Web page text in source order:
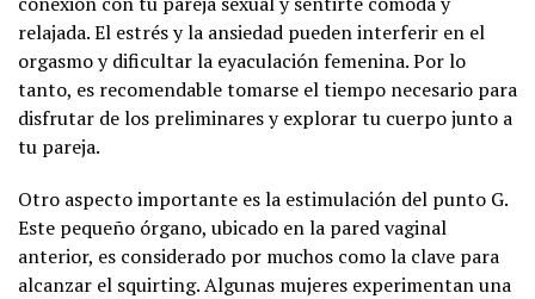
relajada. El estrés y la ansiedad pueden interferir en el
orgasmo y dificultar la eyaculación femenina. Por lo
tanto, es recomendable tomarse el tiempo necesario para
disfrutar de los preliminares y explorar tu cuerpo junto a
tu pareja.
Otro aspecto importante es la estimulación del punto G.
Este pequeño órgano, ubicado en la pared vaginal
anterior, es considerado por muchos como la clave para
alcanzar el squirting. Algunas mujeres experimentan una